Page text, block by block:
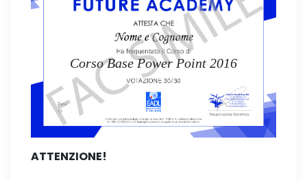
Corso Base Power Point 2016
ATTENZIONE!